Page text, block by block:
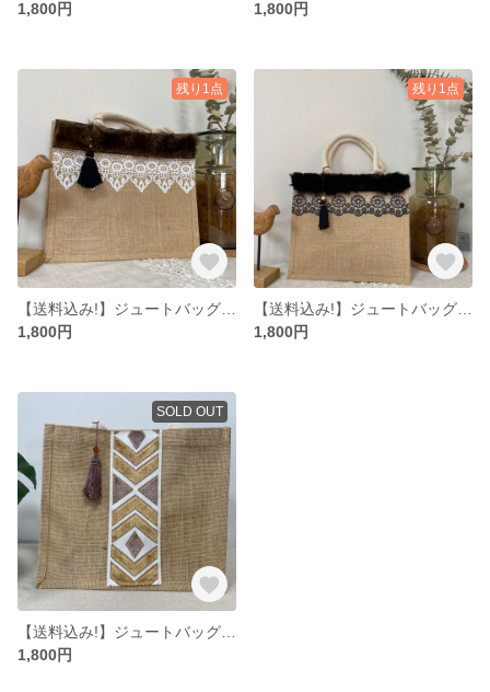
1,800円 1,800円
残り1点
1,800円
残り1点
1,800円
SOLD OUT
1,800円